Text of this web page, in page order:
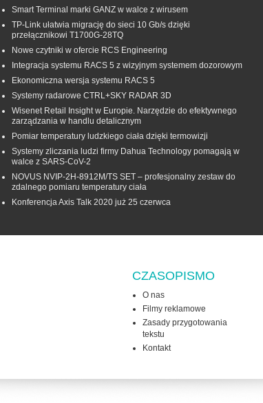
Smart Terminal marki GANZ w walce z wirusem
TP-Link ułatwia migrację do sieci 10 Gb/s dzięki
przełącznikowi T1700G‑28TQ
Nowe czytniki w ofercie RCS Engineering
Integracja systemu RACS 5 z wizyjnym systemem dozorowym
Ekonomiczna wersja systemu RACS 5
Systemy radarowe CTRL+SKY RADAR 3D
Wisenet Retail Insight w Europie. Narzędzie do efektywnego
zarządzania w handlu detalicznym
Pomiar temperatury ludzkiego ciała dzięki termowizji
Systemy zliczania ludzi firmy Dahua Technology pomagają w
walce z SARS-CoV-2
NOVUS NVIP-2H-8912M/TS SET – profesjonalny zestaw do
zdalnego pomiaru temperatury ciała
Konferencja Axis Talk 2020 już 25 czerwca
CZASOPISMO
O nas
Filmy reklamowe
Zasady przygotowania
tekstu
Kontakt